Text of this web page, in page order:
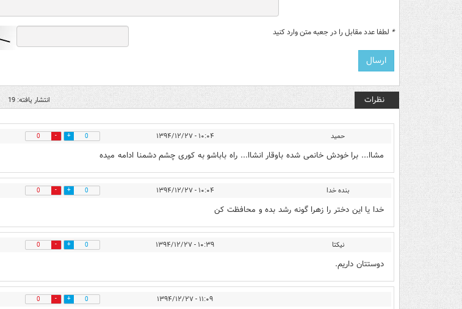
* لطفا عدد مقابل را در جعبه متن وارد کنید
نظرات انتشار یافته: 19
حمید ۱۰:۰۴ - ۱۳۹۴/۱۲/۲۷ 0
0
مشاا... برا خودش خانمی شده باوقار انشاا... راه باباشو به کوری چشم دشمنا ادامه میده
بنده خدا ۱۰:۰۴ - ۱۳۹۴/۱۲/۲۷ 0
0
خدا یا این دختر را زهرا گونه رشد بده و محافظت کن
نيكتا ۱۰:۳۹ - ۱۳۹۴/۱۲/۲۷ 0
0
دوستتان داريم.
۱۱:۰۹ - ۱۳۹۴/۱۲/۲۷ 0
0